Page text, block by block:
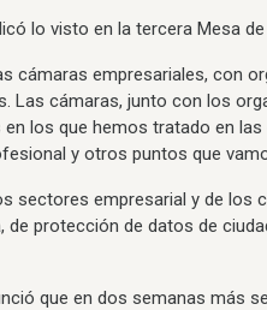
lo visto en la tercera Mesa de
cámaras empresariales, con
Las cámaras, junto con los
los que hemos tratado en
y otros puntos que
sectores empresarial y de los
de protección de datos de
que en dos semanas más